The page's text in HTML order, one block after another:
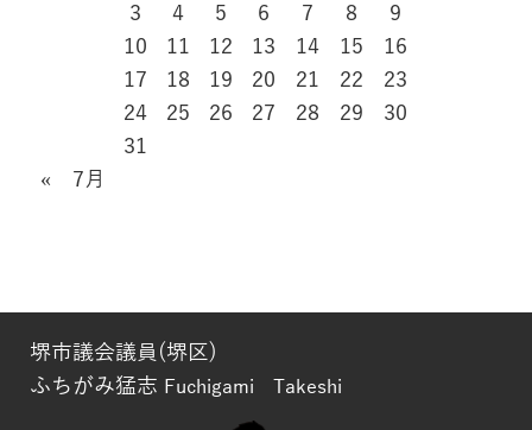
3
4 5 6 7 8
9
10
11 12 13 14 15
16
17
18 19 20 21 22
23
24
25 26 27 28 29
30
31
« 7月
堺市議会議員(堺区)
ふちがみ猛志 Fuchigami Takeshi